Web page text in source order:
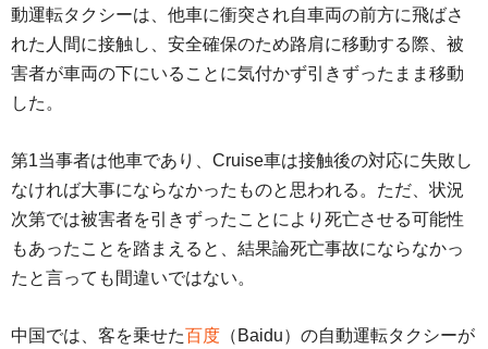
動運転タクシーは、他車に衝突され自車両の前方に飛ばさ
れた人間に接触し、安全確保のため路肩に移動する際、被
害者が車両の下にいることに気付かず引きずったまま移動
した。
第1当事者は他車であり、Cruise車は接触後の対応に失敗し
なければ大事にならなかったものと思われる。ただ、状況
次第では被害者を引きずったことにより死亡させる可能性
もあったことを踏まえると、結果論死亡事故にならなかっ
たと言っても間違いではない。
中国では、客を乗せた百度 （Baidu）の自動運転タクシーが